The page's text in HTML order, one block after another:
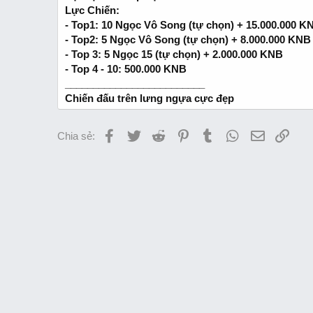
Lực Chiến:
- Top1: 10 Ngọc Vô Song (tự chọn) + 15.000.000
- Top2: 5 Ngọc Vô Song (tự chọn) + 8.000.000 KNB
- Top 3: 5 Ngọc 15 (tự chọn) + 2.000.000 KNB
- Top 4 - 10: 500.000 KNB
Chiến đấu trên lưng ngựa cực đẹp
Chia sẻ: Facebook
TwitterReddit PinterestTumblr WhatsApp
EmailLink